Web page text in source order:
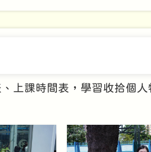
上課時間表，學習收拾個人